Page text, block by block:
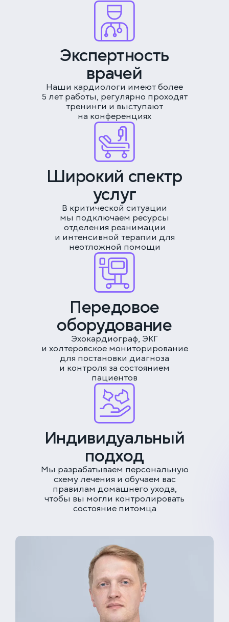
Экспертность
врачей
Наши кардиологи имеют более
5 лет работы, регулярно проходят
тренинги и выступают
на конференциях
Широкий спектр
услуг
В критической ситуации
мы подключаем ресурсы
отделения реанимации
и интенсивной терапии для
неотложной помощи
Передовое
оборудование
Эхокардиограф, ЭКГ
и холтеровское мониторирование
для постановки диагноза
и контроля за состоянием
пациентов
Индивидуальный
подход
Мы разрабатываем персональную
схему лечения и обучаем вас
правилам домашнего ухода,
чтобы вы могли контролировать
состояние питомца
Выберите время
ПРОДОЛЖИТЬ
ЗАПИСАТЬСЯ НА ПРИЁМ
Многопрофильная клиника на Большой
Серпуховской
Москва, ул. Большая Серпуховская, 62к2
+7 (499) 288-80-36
Круглосуточно
Многопрофильная клиника на Введенского
Москва, ул. Введенского, 24Б
+7 (499) 288-80-36
Клиника на Карамышевской набережной
Москва, Карамышевская наб., 2А
+7 (499) 288-80-36